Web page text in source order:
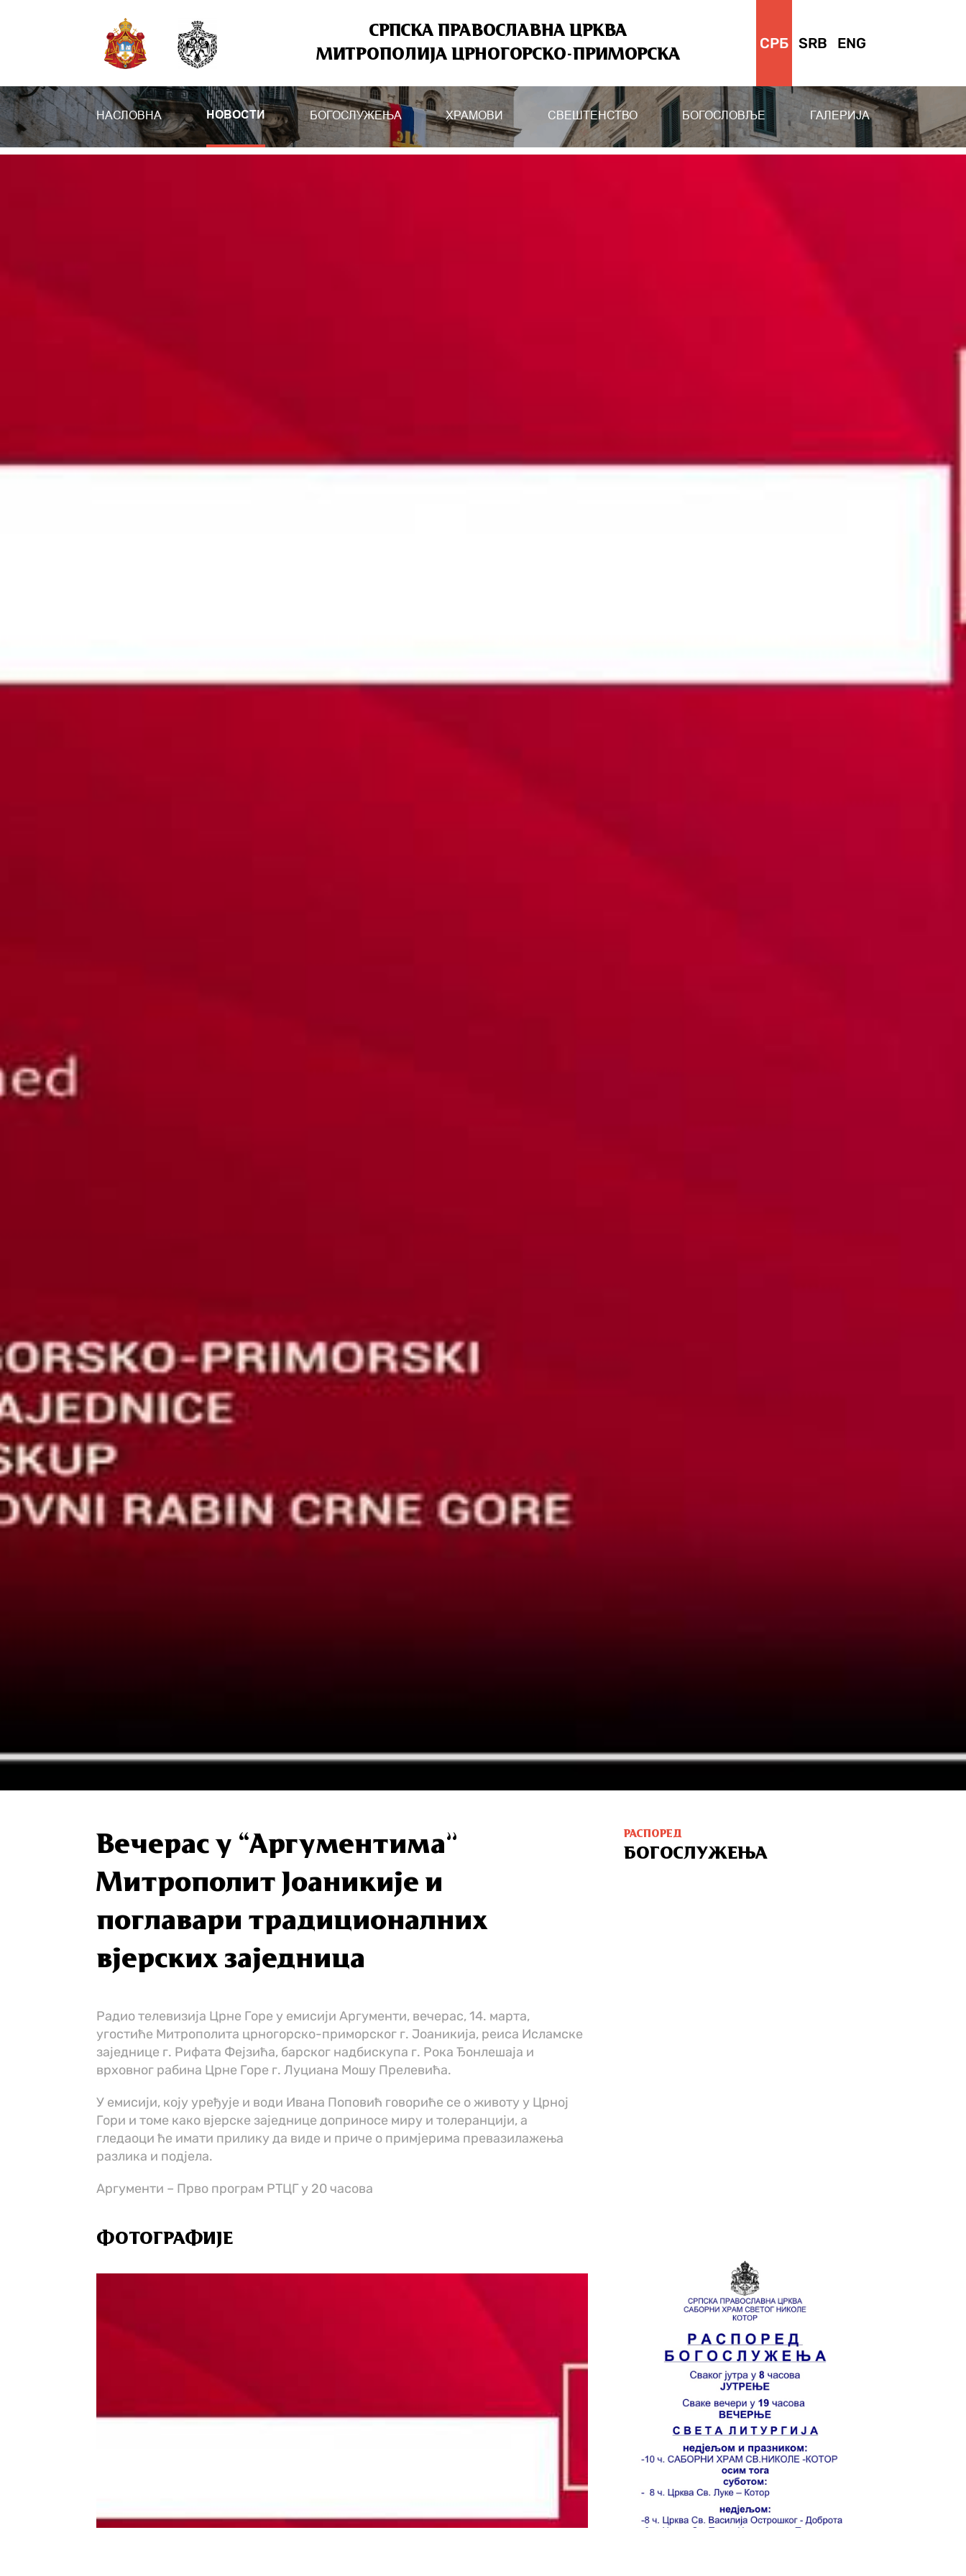
СРПСКА ПРАВОСЛАВНА ЦРКВА
МИТРОПОЛИЈА ЦРНОГОРСКО-ПРИМОРСКА
СРБ SRB ENG
НАСЛОВНА НОВОСТИ БОГОСЛУЖЕЊА ХРАМОВИ СВЕШТЕНСТВО БОГОСЛОВЉЕ ГАЛЕРИЈА
Вечерас у “Аргументима”
Митрополит Јоаникије и
поглавари традиционалних
вјерских заједница
Радио телевизија Црне Горе у емисији Аргументи, вечерас, 14. марта,
угостиће Митрополита црногорско-приморског г. Јоаникија, реиса Исламске
заједнице г. Рифата Фејзића, барског надбискупа г. Рока Ђонлешаја и
врховног рабина Црне Горе г. Луциана Мошу Прелевића.
У емисији, коју уређујe и води Ивана Поповић говориће се о животу у Црној
Гори и томе како вјерске заједнице доприносе миру и толеранцији, а
гледаоци ће имати прилику да виде и приче о примјерима превазилажења
разлика и подјела.
Аргументи – Прво програм РТЦГ у 20 часова
ФОТОГРАФИЈЕ
РАСПОРЕД
БОГОСЛУЖЕЊА